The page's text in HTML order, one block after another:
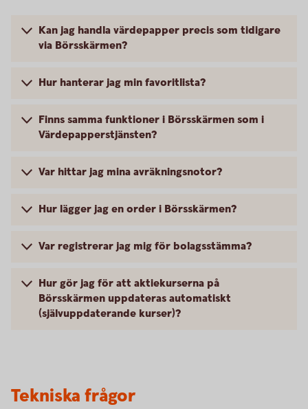
Kan jag handla värdepapper precis som tidigare
via Börsskärmen?
Hur hanterar jag min favoritlista?
Finns samma funktioner i Börsskärmen som i
Värdepapperstjänsten?
Var hittar jag mina avräkningsnotor?
Hur lägger jag en order i Börsskärmen?
Var registrerar jag mig för bolagsstämma?
Hur gör jag för att aktiekurserna på
Börsskärmen uppdateras automatiskt
(självuppdaterande kurser)?
Tekniska frågor